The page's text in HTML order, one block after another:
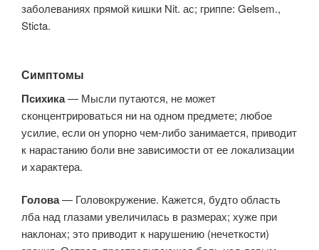
заболеваниях прямой кишки Nit. ас; гриппе: Gelsem.,
Sticta.
Симптомы
Психика— Мысли путаются, не может
сконцентрироваться ни на одном предмете; любое
усилие, если он упорно чем-либо занимается, приводит
к нарастанию боли вне зависимости от ее локализации
и характера.
Голова— Головокружение. Кажется, будто область
лба над глазами увеличилась в размерах; хуже при
наклонах; это приводит к нарушению (нечеткости)